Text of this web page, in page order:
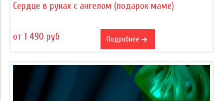
Сердце в руках с ангелом (подарок маме)
от 1 490 руб Подробнее